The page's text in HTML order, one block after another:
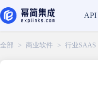
API
全部 > 商业软件 > 行业SAAS